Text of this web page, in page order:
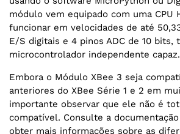
módulo vem equipado com uma CPU
funcionar em velocidades de até
E/S digitais e 4 pinos ADC de 10 bits,
microcontrolador independente capaz.
Embora o Módulo XBee 3 seja
anteriores do XBee Série 1 e 2 em
importante observar que ele não é
compatível. Consulte a
obter mais informações sobre as